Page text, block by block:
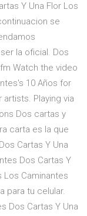
Y Una Flor Los
se
la oficial. Dos
Watch the video
10 Años for
Playing via
Dos cartas y
carta es la que
Cartas Y Una
Dos Cartas Y
Los Caminantes
para tu celular.
Dos Cartas Y Una